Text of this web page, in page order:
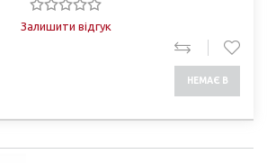
Залишити відгук
НЕМАЄ В